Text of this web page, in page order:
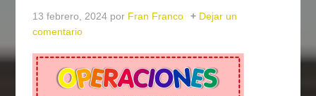
13 febrero, 2024 por Fran Franco
Dejar un
comentario